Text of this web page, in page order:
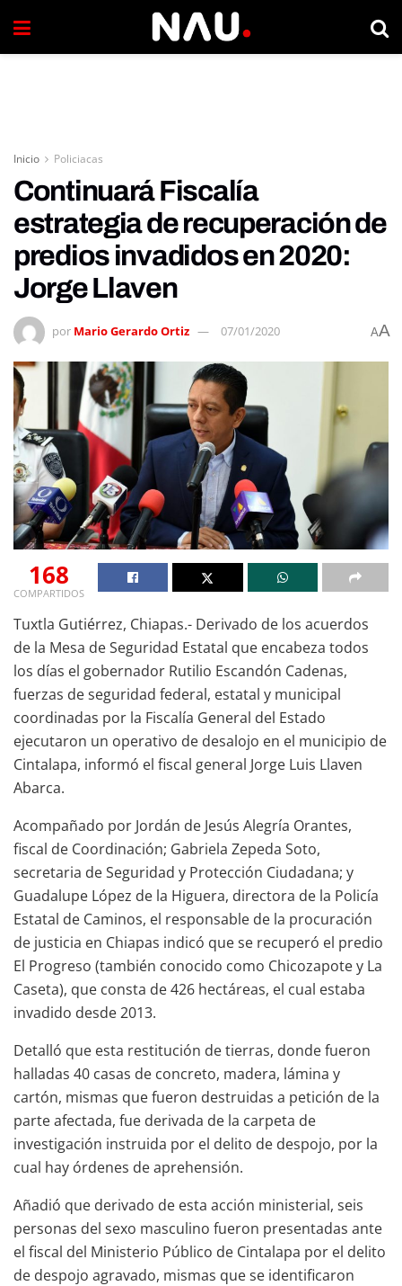
Inicio Policiacas
Continuará Fiscalía
estrategia de recuperación de
predios invadidos en 2020:
Jorge Llaven
por Mario Gerardo Ortiz 07/01/2020 AA
168
COMPARTIDOS
Tuxtla Gutiérrez, Chiapas.- Derivado de los acuerdos
de la Mesa de Seguridad Estatal que encabeza todos
los días el gobernador Rutilio Escandón Cadenas,
fuerzas de seguridad federal, estatal y municipal
coordinadas por la Fiscalía General del Estado
ejecutaron un operativo de desalojo en el municipio de
Cintalapa, informó el fiscal general Jorge Luis Llaven
Abarca.
Acompañado por Jordán de Jesús Alegría Orantes,
fiscal de Coordinación; Gabriela Zepeda Soto,
secretaria de Seguridad y Protección Ciudadana; y
Guadalupe López de la Higuera, directora de la Policía
Estatal de Caminos, el responsable de la procuración
de justicia en Chiapas indicó que se recuperó el predio
El Progreso (también conocido como Chicozapote y La
Caseta), que consta de 426 hectáreas, el cual estaba
invadido desde 2013.
Detalló que esta restitución de tierras, donde fueron
halladas 40 casas de concreto, madera, lámina y
cartón, mismas que fueron destruidas a petición de la
parte afectada, fue derivada de la carpeta de
investigación instruida por el delito de despojo, por la
cual hay órdenes de aprehensión.
Añadió que derivado de esta acción ministerial, seis
personas del sexo masculino fueron presentadas ante
el fiscal del Ministerio Público de Cintalapa por el delito
de despojo agravado, mismas que se identificaron